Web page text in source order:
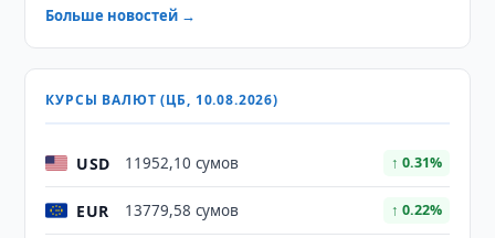
Больше новостей →
КУРСЫ ВАЛЮТ (ЦБ, 10.08.2026)
USD 11952,10 сумов ↑ 0.31%
EUR 13779,58 сумов ↑ 0.22%